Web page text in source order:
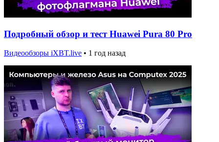
Подробный обзор и тест Huawei Pura 80 Pro
Видеообзоры iXBT.live • 1 год назад